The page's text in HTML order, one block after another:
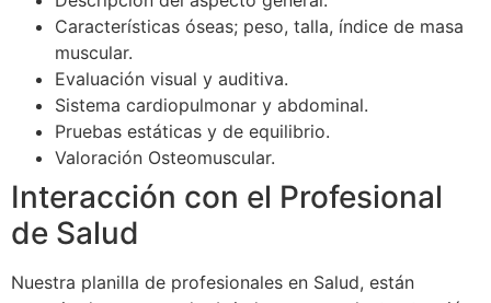
Características óseas; peso, talla, índice de masa
muscular.
Evaluación visual y auditiva.
Sistema cardiopulmonar y abdominal.
Pruebas estáticas y de equilibrio.
Valoración Osteomuscular.
Interacción con el Profesional
de Salud
Nuestra planilla de profesionales en Salud, están